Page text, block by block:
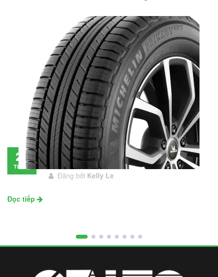
28
Tháng
Đánh giá lốp Michelin Primacy SUV: Đáng
đầu tư không?
Đăng bởi Kelly Le
Đọc tiếp